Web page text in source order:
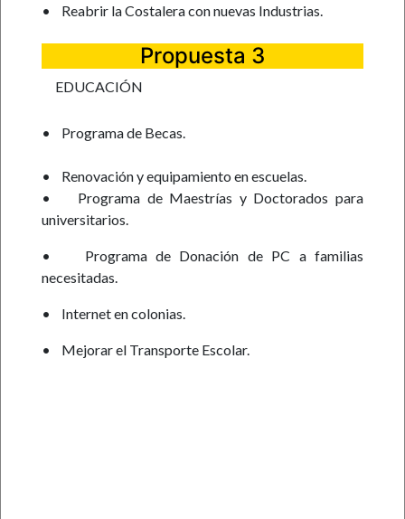
• Reabrir la Costalera con nuevas Industrias.
Propuesta 3
EDUCACIÓN
• Programa de Becas.
• Renovación y equipamiento en escuelas.
• Programa de Maestrías y Doctorados para
universitarios.
• Programa de Donación de PC a familias
necesitadas.
• Internet en colonias.
• Mejorar el Transporte Escolar.